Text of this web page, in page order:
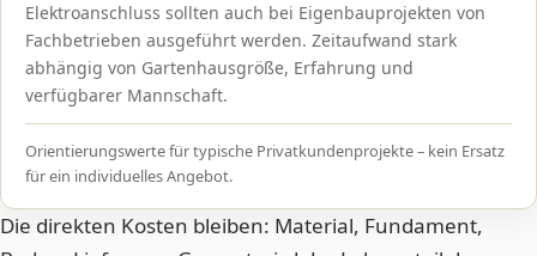
Elektroanschluss sollten auch bei Eigenbauprojekten von
Fachbetrieben ausgeführt werden. Zeitaufwand stark
abhängig von Gartenhausgröße, Erfahrung und
verfügbarer Mannschaft.
Orientierungswerte für typische Privatkundenprojekte – kein Ersatz
für ein individuelles Angebot.
Die direkten Kosten bleiben: Material, Fundament,